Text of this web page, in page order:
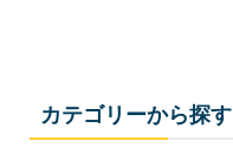
カテゴリーから探す